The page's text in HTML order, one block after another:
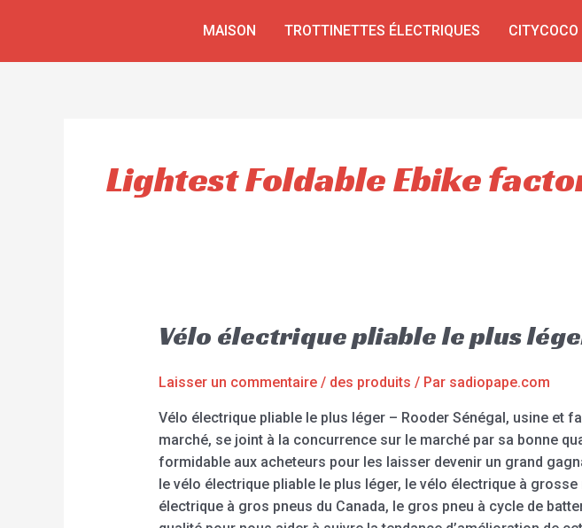
MAISON TROTTINETTES ÉLECTRIQUES CITYCOCO
Lightest Foldable Ebike
Vélo électrique pliable le plus
Laisser un commentaire / des produits / Par sadiopape.com
Vélo électrique pliable le plus léger – Rooder Sénégal, usine
marché, se joint à la concurrence sur le marché par sa bonne
formidable aux acheteurs pour les laisser devenir un grand
le vélo électrique pliable le plus léger, le vélo électrique à
électrique à gros pneus du Canada, le gros pneu à cycle de